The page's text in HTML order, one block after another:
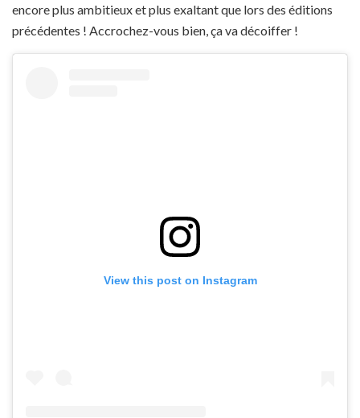
encore plus ambitieux et plus exaltant que lors des éditions
précédentes ! Accrochez-vous bien, ça va décoiffer !
View this post on Instagram